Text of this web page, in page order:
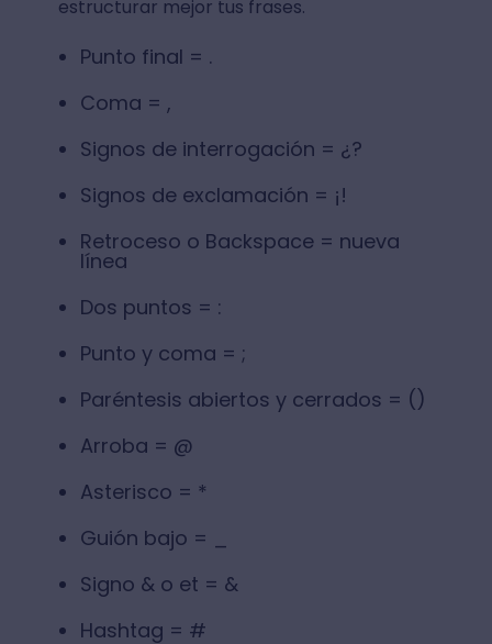
estructurar mejor tus frases.
Punto final = .
Coma = ,
Signos de interrogación = ¿?
Signos de exclamación = ¡!
Retroceso o Backspace = nueva
línea
Dos puntos = :
Punto y coma = ;
Paréntesis abiertos y cerrados = ()
Arroba = @
Asterisco = *
Guión bajo = _
Signo & o et = &
Hashtag = #